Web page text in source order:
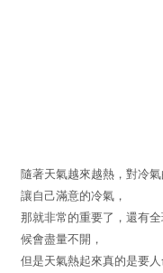
隨著天氣越來越熱，對冷
讓自己滿意的冷氣，
那就非常的重要了，還有
候會盡量不開，
但是天氣熱起來真的是要